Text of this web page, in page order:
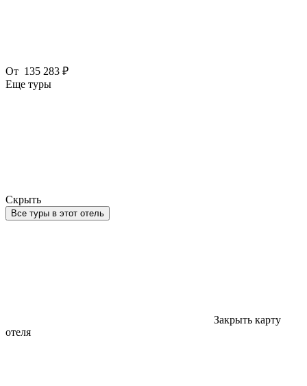
От 135 283 ₽
Еще туры
Скрыть
Все туры в этот отель
Закрыть карту
отеля